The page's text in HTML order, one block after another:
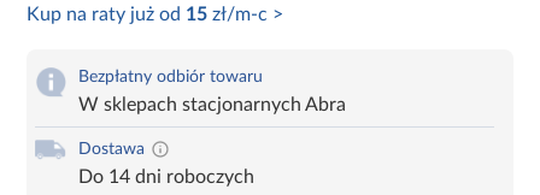
Kup na raty już od 15 zł/m-c >
Bezpłatny odbiór towaru
W sklepach stacjonarnych Abra
Dostawa
Do 14 dni roboczych